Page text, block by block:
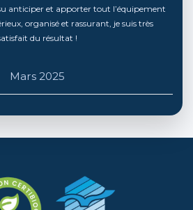
sols après travaux. Le travail est toujours
et les devis sont clairs. C'est un
d'appartements sur la métropole
Janv 2026